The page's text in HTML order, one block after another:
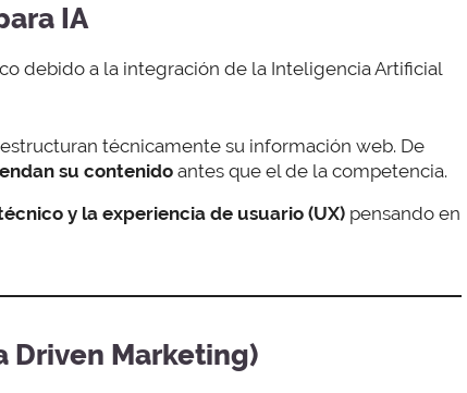
IA
debido a la integración de la Inteligencia Artificial
técnicamente su información web. De
su contenido antes que el de la competencia.
y la experiencia de usuario (UX) pensando en
Driven Marketing)